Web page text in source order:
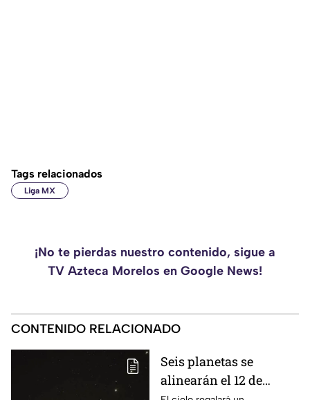
Tags relacionados
Liga MX
¡No te pierdas nuestro contenido, sigue a
TV Azteca Morelos en Google News!
CONTENIDO RELACIONADO
Seis planetas se
alinearán el 12 de